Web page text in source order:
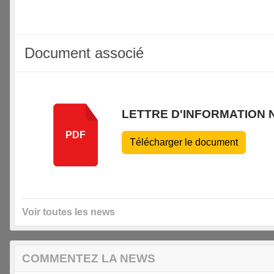
Document associé
PDF
LETTRE D'INFORMATION
Télécharger le document
Voir toutes les news
COMMENTEZ LA NEWS